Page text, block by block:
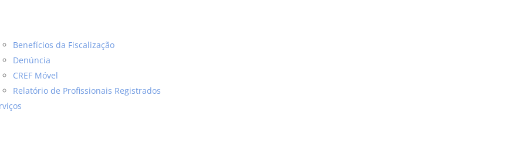
Benefícios da Fiscalização
Denúncia
CREF Móvel
Relatório de Profissionais Registrados